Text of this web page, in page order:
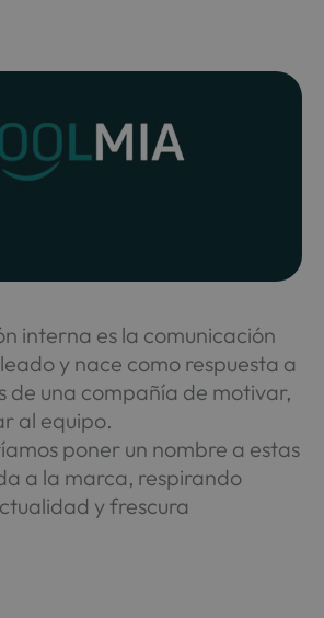
interna es la comunicación
y nace como respuesta a
de una compañía de motivar,
al equipo.
poner un nombre a estas
a la marca, respirando
y frescura